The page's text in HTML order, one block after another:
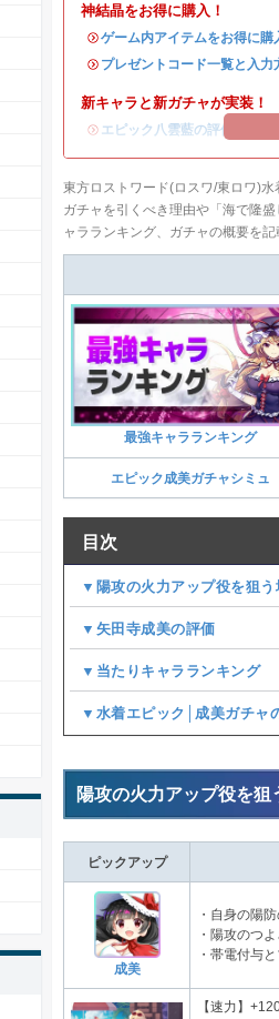
神結晶をお得に購入！
・ゲーム内アイテムをお得に
・ プレゼントコード一覧と入力
新キャラと新ガチャが実装！
・ エピック八雲藍の評価 ガチ
東方ロストワード(ロスワ/東ロワ)水
ガチャを引くべき理由や「海で隆
ャラランキング、ガチャの概要を記
最強キャラランキング
エピック成美ガチャシミュ
目次
▼陽攻の火力アップ役を狙う
▼矢田寺成美の評価
▼当たりキャラランキング
▼水着エピック│成美ガチャ
陽攻の火力アップ役を狙
ピックアップ
成美
・自身の陽
・陽攻のつ
・帯電付与
【速力】